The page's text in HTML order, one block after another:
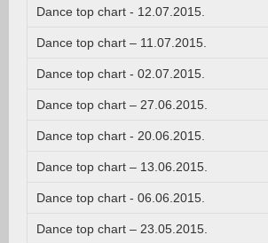
Dance top chart - 12.07.2015.
Dance top chart – 11.07.2015.
Dance top chart - 02.07.2015.
Dance top chart – 27.06.2015.
Dance top chart - 20.06.2015.
Dance top chart – 13.06.2015.
Dance top chart - 06.06.2015.
Dance top chart – 23.05.2015.